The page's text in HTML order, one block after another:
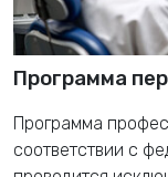
Программа
Программа
соответствии с